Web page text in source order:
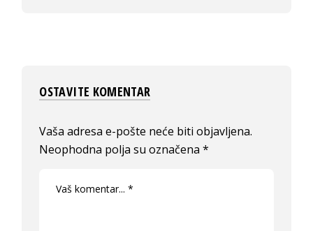
OSTAVITE KOMENTAR
Vaša adresa e-pošte neće biti objavljena.
Neophodna polja su označena*